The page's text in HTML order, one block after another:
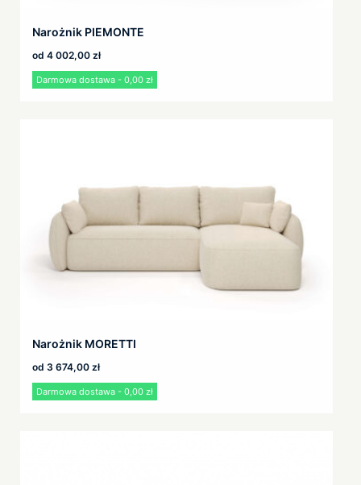
Narożnik PIEMONTE
od 4 002,00 zł
Darmowa dostawa - 0,00 zł
Narożnik MORETTI
od 3 674,00 zł
Darmowa dostawa - 0,00 zł